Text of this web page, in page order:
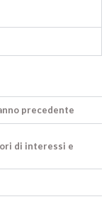
precedente
di interessi e